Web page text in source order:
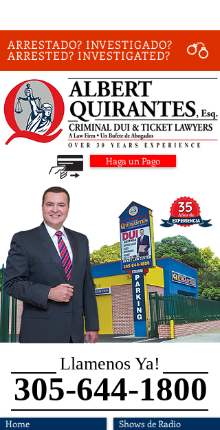
ARRESTADO? INVESTIGADO?
ARRESTED? INVESTIGATED?
Haga un Pago
Llamenos Ya!
305-644-1800
Home
Shows de Radio